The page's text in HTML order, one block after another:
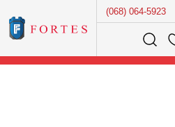
(068) 064-5923
Розумний пошук...